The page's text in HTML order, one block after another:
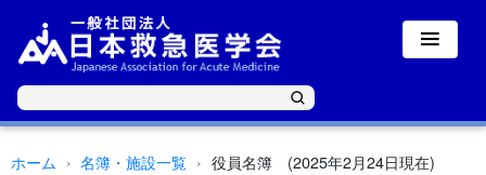
ホーム 名簿・施設一覧 役員名簿 (2025年2月24日現在)